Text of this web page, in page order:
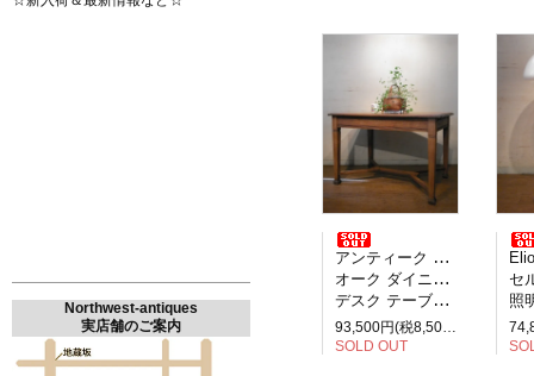
アンティーク イギリス製
オーク ダイニングテーブル
デスク テーブル 2人掛け
93,500円(税8,500円)
SOLD OUT
Elio
セル
照明
Northwest-antiques
実店舗のご案内